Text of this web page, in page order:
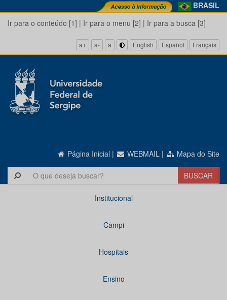
BRASIL
Ir para o conteúdo [1] | Ir para o menu [2] | Ir para a busca [3]
a+ a- a English Español Français
Página Inicial | WEBMAIL | Mapa do Site
Institucional
Campi
Hospitais
Ensino